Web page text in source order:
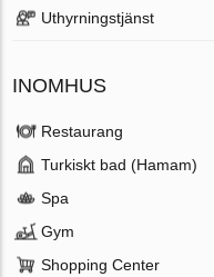
Uthyrningstjänst
INOMHUS
Restaurang
Turkiskt bad (Hamam)
Spa
Gym
Shopping Center